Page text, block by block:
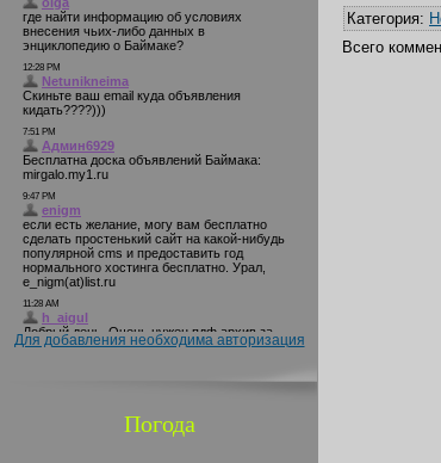
Для добавления необходима авторизация
Погода
Категория:
Всего